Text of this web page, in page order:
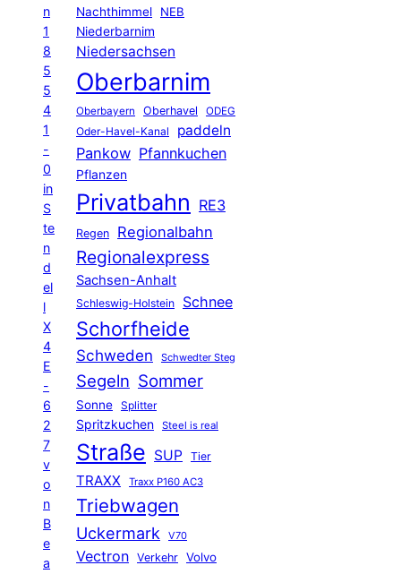
n
1
8
5
5
4
1
-
0
in
S
te
n
d
el
l
X
4
E
-
6
2
7
v
o
n
B
e
a
Nachthimmel
NEB
Niederbarnim
Niedersachsen
Oberbarnim
Oberbayern Oberhavel ODEG
Oder-Havel-Kanal paddeln
Pankow Pfannkuchen
Pflanzen
Privatbahn RE3
Regen Regionalbahn
Regionalexpress
Sachsen-Anhalt
Schleswig-Holstein Schnee
Schorfheide
Schweden Schwedter Steg
Segeln Sommer
Sonne Splitter
Spritzkuchen Steel is real
Straße SUP Tier
TRAXX Traxx P160 AC3
Triebwagen
Uckermark V70
Vectron Verkehr Volvo